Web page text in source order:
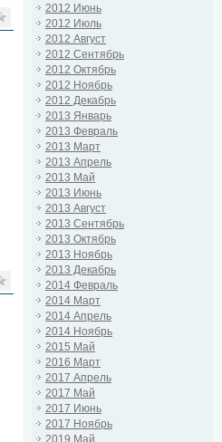
2012 Июнь
2012 Июль
2012 Август
2012 Сентябрь
2012 Октябрь
2012 Ноябрь
2012 Декабрь
2013 Январь
2013 Февраль
2013 Март
2013 Апрель
2013 Май
2013 Июнь
2013 Август
2013 Сентябрь
2013 Октябрь
2013 Ноябрь
2013 Декабрь
2014 Февраль
2014 Март
2014 Апрель
2014 Ноябрь
2015 Май
2016 Март
2017 Апрель
2017 Май
2017 Июнь
2017 Ноябрь
2019 Май